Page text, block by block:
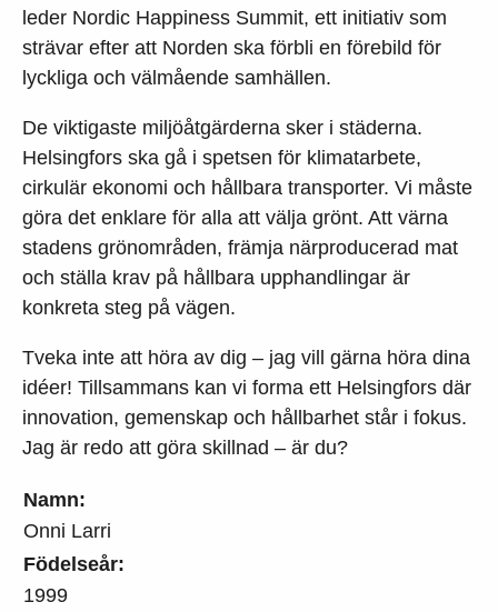
Namn:
Onni Larri
Födelseår:
1999
leder Nordic Happiness Summit, ett initiativ som
strävar efter att Norden ska förbli en förebild för
lyckliga och välmående samhällen.
De viktigaste miljöåtgärderna sker i städerna.
Helsingfors ska gå i spetsen för klimatarbete,
cirkulär ekonomi och hållbara transporter. Vi måste
göra det enklare för alla att välja grönt. Att värna
stadens grönområden, främja närproducerad mat
och ställa krav på hållbara upphandlingar är
konkreta steg på vägen.
Tveka inte att höra av dig – jag vill gärna höra dina
idéer! Tillsammans kan vi forma ett Helsingfors där
innovation, gemenskap och hållbarhet står i fokus.
Jag är redo att göra skillnad – är du?